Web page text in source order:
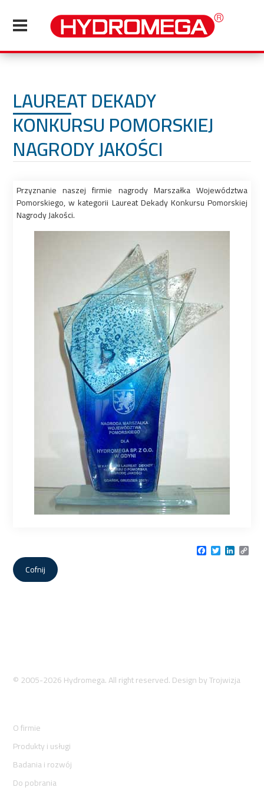
LAUREAT DEKADY
KONKURSU POMORSKIEJ
NAGRODY JAKOŚCI
Przyznanie naszej firmie nagrody Marszałka Województwa
Pomorskiego, w kategorii Laureat Dekady Konkursu Pomorskiej
Nagrody Jakości.
Facebook
Twitter
Link
Cofnij
© 2005-2026 Hydromega. All right reserved. Design byTrojwizja
O firmie
Produkty i usługi
Badania i rozwój
Do pobrania